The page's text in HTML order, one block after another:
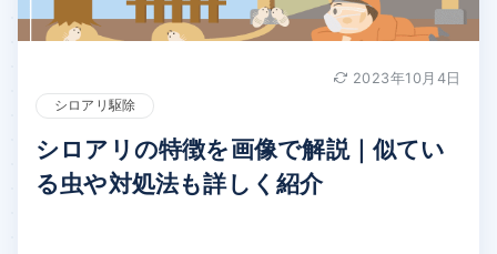
2023年10月4日
シロアリ駆除
シロアリの特徴を画像で解説｜似てい
る虫や対処法も詳しく紹介